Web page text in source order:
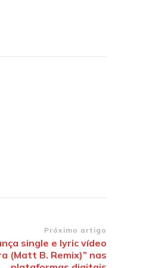
Próximo artigo
single e lyric vídeo
(Matt B. Remix)” nas